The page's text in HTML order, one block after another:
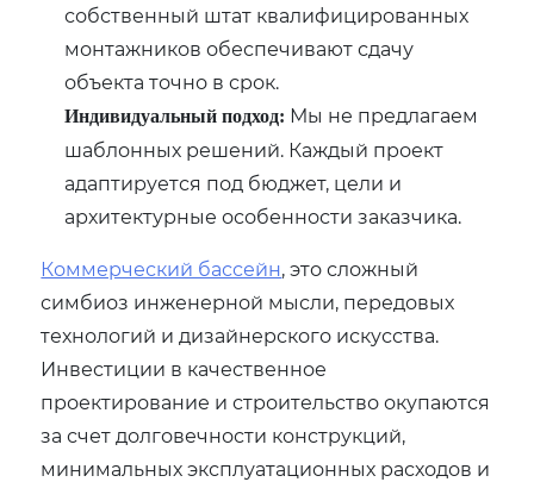
собственный штат квалифицированных
монтажников обеспечивают сдачу
объекта точно в срок.
Индивидуальный подход: Мы не предлагаем
шаблонных решений. Каждый проект
адаптируется под бюджет‚ цели и
архитектурные особенности заказчика.
Коммерческий бассейн, это сложный
симбиоз инженерной мысли‚ передовых
технологий и дизайнерского искусства.
Инвестиции в качественное
проектирование и строительство окупаются
за счет долговечности конструкций‚
минимальных эксплуатационных расходов и